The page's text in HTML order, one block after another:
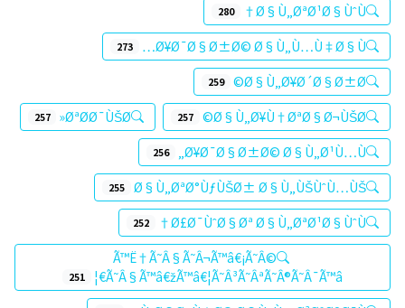
Ø§Ù„ØªØ¹Ø§ÙˆÙ†
280
Ø¥Ø¯Ø§Ø±Ø© Ø§Ù„Ù…Ù‡Ø§Ù…
273
Ø§Ù„Ø¥Ø´Ø§Ø±Ø©
259
Ø§Ù„Ø¥Ù†ØªØ§Ø¬ÙŠØ©
257
ØªØ­Ø¯ÙŠØ«
257
Ø¥Ø¯Ø§Ø±Ø© Ø§Ù„Ø¹Ù…Ù„
256
Ø§Ù„ØªØ°ÙƒÙŠØ± Ø§Ù„ÙŠÙˆÙ…ÙŠ
255
Ø£Ø¯ÙˆØ§Øª Ø§Ù„ØªØ¹Ø§ÙˆÙ†
252
Ã™Ë†Ã˜Â§Ã˜Â¬Ã™â€¡Ã˜Â©
Ã˜Â§Ã™â€žÃ™â€¦Ã˜Â³Ã˜ÂªÃ˜Â®Ã˜Â¯Ã™â€¦
251